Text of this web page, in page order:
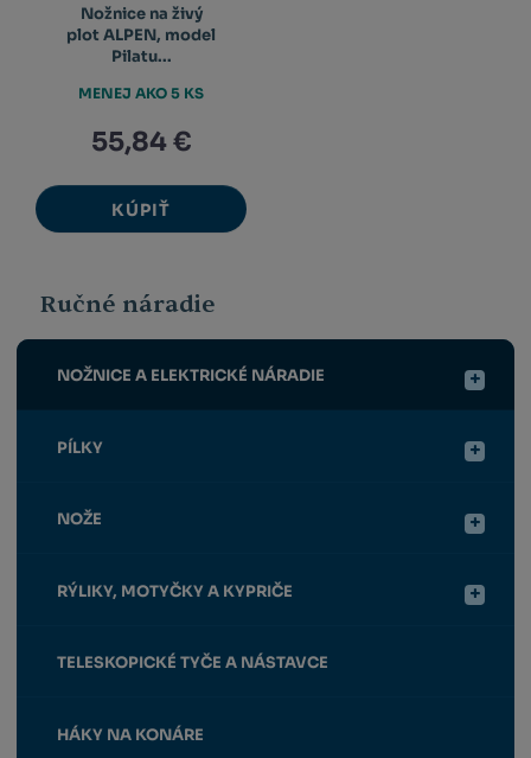
Nožnice na živý
plot ALPEN, model
Pilatu...
55,84 €
KÚPIŤ
MENEJ AKO 5 KS
Ručné náradie
NOŽNICE A ELEKTRICKÉ NÁRADIE
PÍLKY
NOŽE
RÝLIKY, MOTYČKY A KYPRIČE
TELESKOPICKÉ TYČE A NÁSTAVCE
HÁKY NA KONÁRE